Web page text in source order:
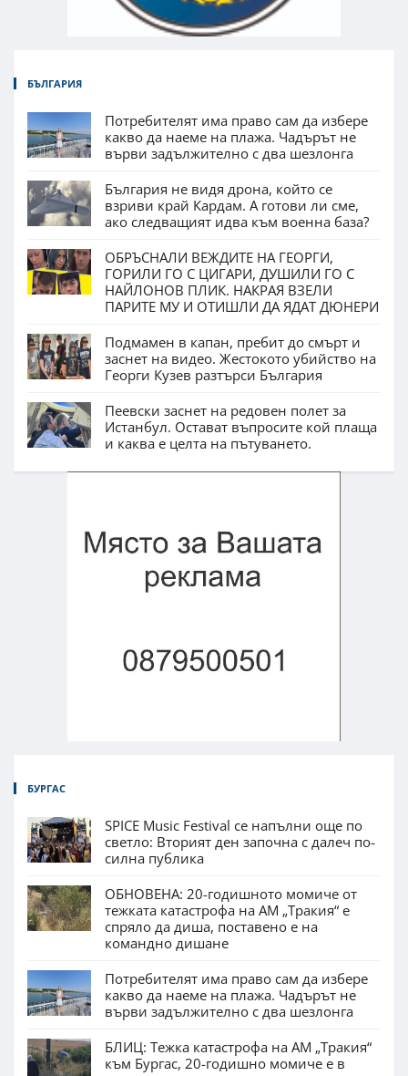
БЪЛГАРИЯ
Потребителят има право сам да избере
какво да наеме на плажа. Чадърът не
върви задължително с два шезлонга
България не видя дрона, който се
взриви край Кардам. А готови ли сме,
ако следващият идва към военна база?
ОБРЪСНАЛИ ВЕЖДИТЕ НА ГЕОРГИ,
ГОРИЛИ ГО С ЦИГАРИ, ДУШИЛИ ГО С
НАЙЛОНОВ ПЛИК. НАКРАЯ ВЗЕЛИ
ПАРИТЕ МУ И ОТИШЛИ ДА ЯДАТ ДЮНЕРИ
Подмамен в капан, пребит до смърт и
заснет на видео. Жестокото убийство на
Георги Кузев разтърси България
Пеевски заснет на редовен полет за
Истанбул. Остават въпросите кой плаща
и каква е целта на пътуването.
БУРГАС
SPICE Music Festival се напълни още по
светло: Вторият ден започна с далеч по-
силна публика
ОБНОВЕНА: 20-годишното момиче от
тежката катастрофа на АМ „Тракия“ е
спряло да диша, поставено е на
командно дишане
Потребителят има право сам да избере
какво да наеме на плажа. Чадърът не
върви задължително с два шезлонга
БЛИЦ: Тежка катастрофа на АМ „Тракия“
към Бургас, 20-годишно момиче е в